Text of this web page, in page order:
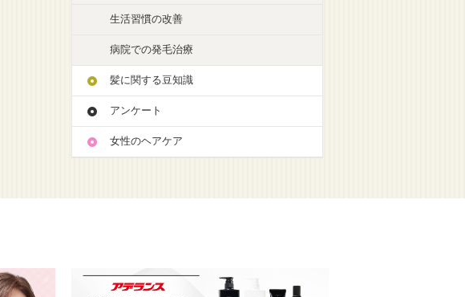
生活習慣の改善
病院での発毛治療
髪に関する豆知識
アンケート
女性のヘアケア